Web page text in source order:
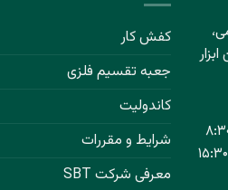
کفش کار
جعبه تقسیم فلزی
کاندولیت
شرایط و مقررات
معرفی شرکت SBT